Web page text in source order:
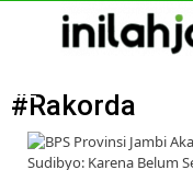
#Rakorda